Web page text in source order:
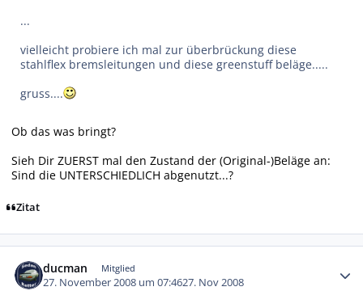
...
vielleicht probiere ich mal zur überbrückung diese
stahlflex bremsleitungen und diese greenstuff beläge.....
gruss....
Ob das was bringt?
Sieh Dir ZUERST mal den Zustand der (Original-)Beläge an:
Sind die UNTERSCHIEDLICH abgenutzt...?
Zitat
ducman Mitglied
27. November 2008 um 07:4627. Nov 2008